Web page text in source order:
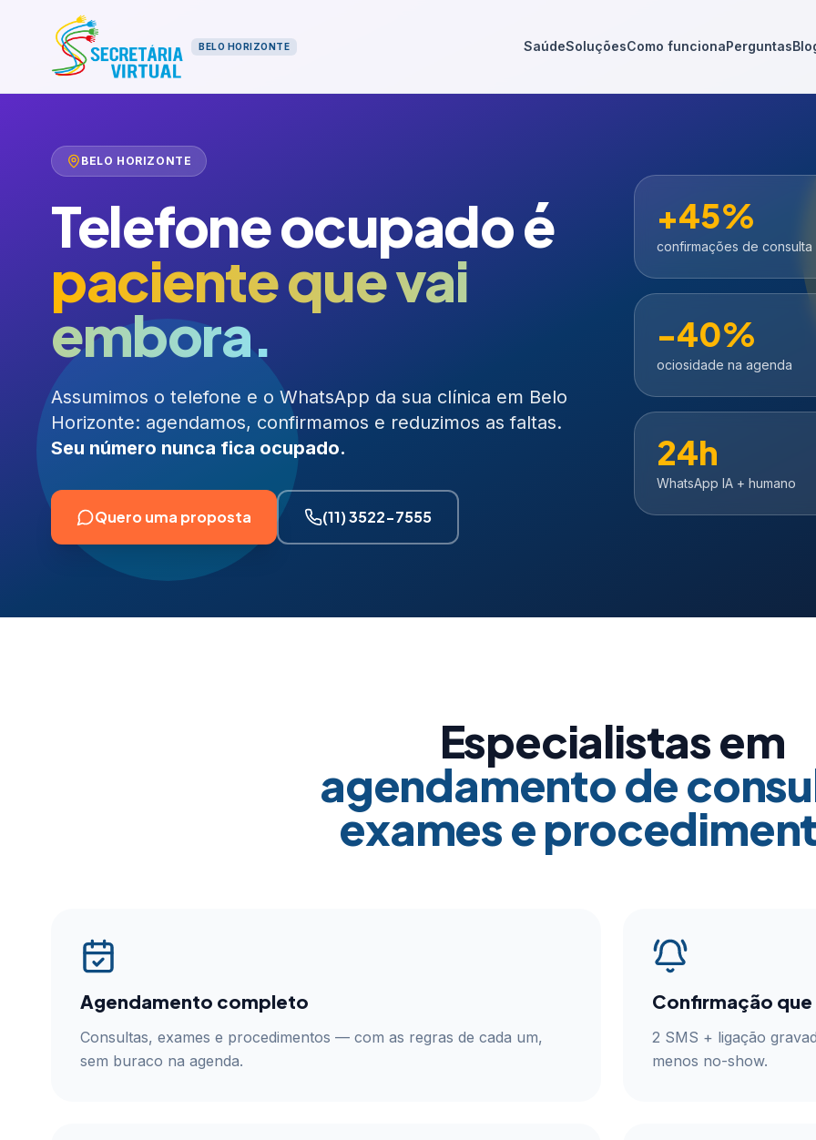
BELO HORIZONTE SaúdeSoluçõesComo funcionaPerguntas
BELO HORIZONTE
Telefone ocupado é
paciente que vai
embora.
Assumimos o telefone e o WhatsApp da sua clínica em Belo
Horizonte: agendamos, confirmamos e reduzimos as faltas.
Seu número nunca fica ocupado.
Quero uma proposta (11) 3522-7555
+45%
confirmações de consulta
-40%
ociosidade na agenda
24h
WhatsApp IA + humano
Especialistas em
agendamento de
exames e
Agendamento completo
Consultas, exames e procedimentos — com as regras de cada um,
sem buraco na agenda.
Confirmação
2 SMS + ligação
menos no-show.